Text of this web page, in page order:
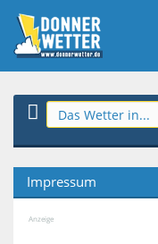
Impressum
Anzeige